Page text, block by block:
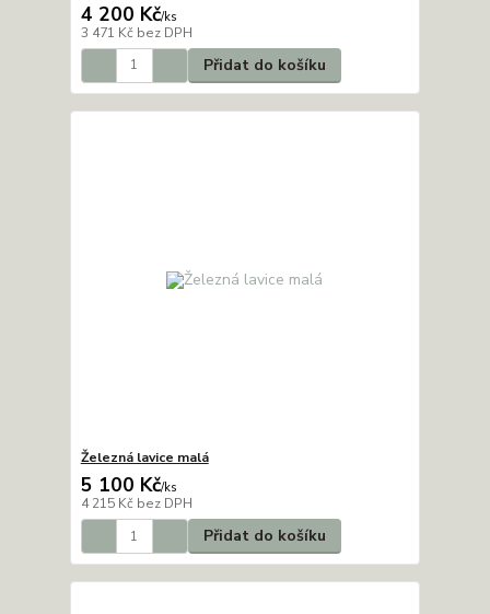
4 200 Kč/ks
3 471 Kč bez DPH
Přidat do košíku
Železná lavice malá
5 100 Kč/ks
4 215 Kč bez DPH
Přidat do košíku